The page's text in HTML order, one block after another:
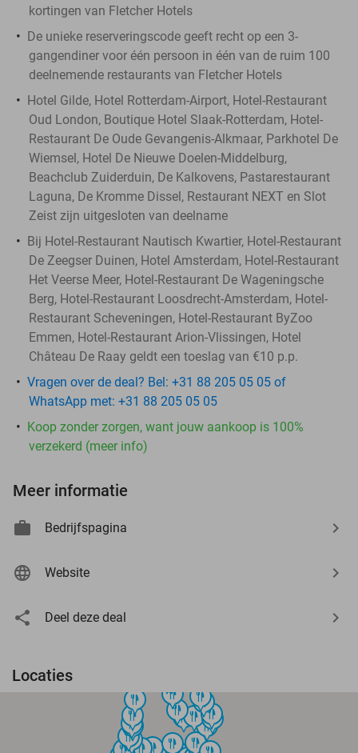
kortingen van Fletcher Hotels
De unieke reserveringscode geeft recht op een 3-
gangendiner voor één persoon in één van de ruim 100
deelnemende restaurants van Fletcher Hotels
Hotel Gilde, Hotel Rotterdam-Airport, Hotel-Restaurant
Oud London, Boutique Hotel Slaak-Rotterdam, Hotel-
Restaurant De Oude Gevangenis-Alkmaar, Parkhotel De
Wiemsel, Hotel De Nieuwe Doelen-Middelburg,
Beachclub Zuiderduin, De Kalkovens, Pastarestaurant
Laguna, De Kromme Dissel, Restaurant NEXT en Slot
Zeist zijn uitgesloten van deelname
Bij Hotel-Restaurant Nautisch Kwartier, Hotel-Restaurant
De Zeegser Duinen, Hotel Amsterdam, Hotel-Restaurant
Het Veerse Meer, Hotel-Restaurant De Wageningsche
Berg, Hotel-Restaurant Loosdrecht-Amsterdam, Hotel-
Restaurant Scheveningen, Hotel-Restaurant ByZoo
Emmen, Hotel-Restaurant Arion-Vlissingen, Hotel
Château De Raay geldt een toeslag van €10 p.p.
Vragen over de deal? Bel: +31 88 205 05 05 of
WhatsApp met: +31 88 205 05 05
Koop zonder zorgen, want jouw aankoop is 100%
verzekerd (meer info)
Meer informatie
Bedrijfspagina
Website
Deel deze deal
Locaties
food
food
food food
food
food
food
food
food
food
food
food
food
food
food food
food
food food
food
food